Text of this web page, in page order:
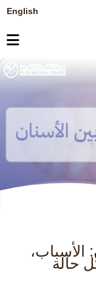
English
الأسباب،
حالة